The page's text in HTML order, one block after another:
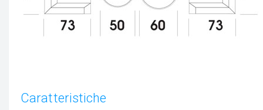
Caratteristiche